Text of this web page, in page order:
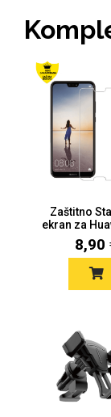
Zaštitno
ekran za
(2D) -
8,90
Sportski